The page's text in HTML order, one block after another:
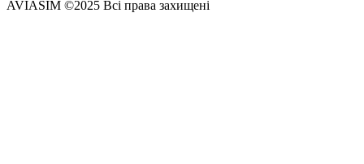
AVIASIM ©2025 Всі права захищені